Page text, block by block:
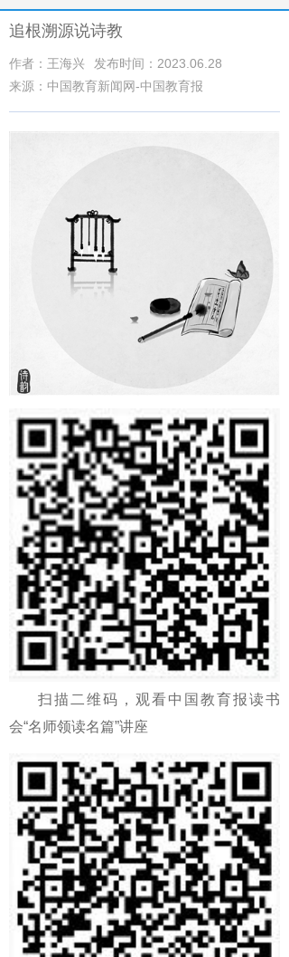
追根溯源说诗教
作者：王海兴
发布时间：2023.06.28
来源：中国教育新闻网-中国教育报
扫描二维码，观看中国教育报读书
会“名师领读名篇”讲座